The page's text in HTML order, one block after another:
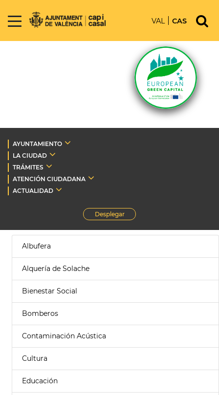
VAL CAS
AYUNTAMIENTO
LA CIUDAD
TRÁMITES
ATENCIÓN CIUDADANA
ACTUALIDAD
Desplegar
Albufera
Alquería de Solache
Bienestar Social
Bomberos
Contaminación Acústica
Cultura
Educación